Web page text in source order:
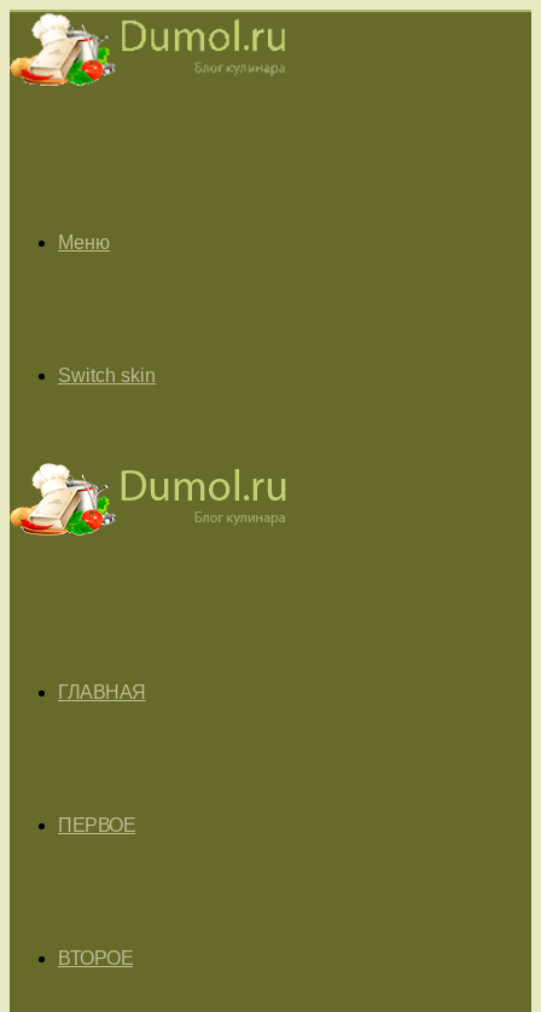
Меню
Switch skin
ГЛАВНАЯ
ПЕРВОЕ
ВТОРОЕ